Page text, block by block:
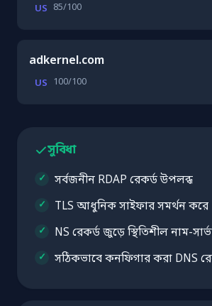
US 85/100
adkernel.com
US 100/100
সুবিধা
সর্বজনীন RDAP রেকর্ড উপলব্ধ
TLS আধুনিক সাইফার সমর্থন করে
NS রেকর্ড জুড়ে স্থিতিশীল নাম-
সঠিকভাবে কনফিগার করা DNS